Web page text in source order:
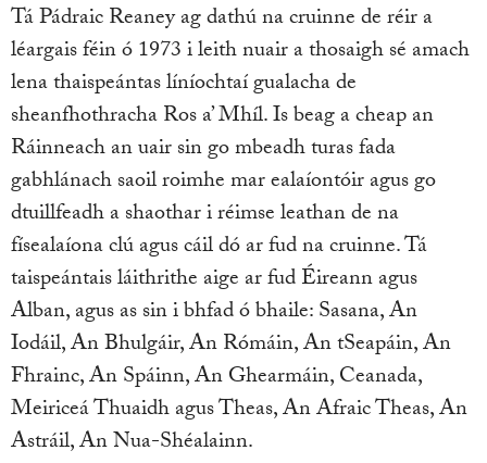
Tá Pádraic Reaney ag dathú na cruinne de réir a
léargais féin ó 1973 i leith nuair a thosaigh sé amach
lena thaispeántas líníochtaí gualacha de
sheanfhothracha Ros a’ Mhíl. Is beag a cheap an
Ráinneach an uair sin go mbeadh turas fada
gabhlánach saoil roimhe mar ealaíontóir agus go
dtuillfeadh a shaothar i réimse leathan de na
físealaíona clú agus cáil dó ar fud na cruinne. Tá
taispeántais láithrithe aige ar fud Éireann agus
Alban, agus as sin i bhfad ó bhaile: Sasana, An
Iodáil, An Bhulgáir, An Rómáin, An tSeapáin, An
Fhrainc, An Spáinn, An Ghearmáin, Ceanada,
Meiriceá Thuaidh agus Theas, An Afraic Theas, An
Astráil, An Nua-Shéalainn.